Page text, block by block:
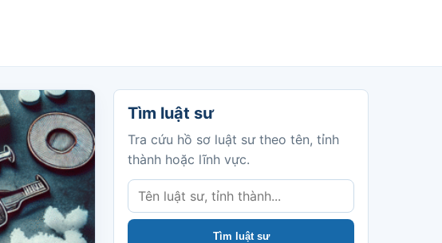
Tìm luật sư
Tra cứu hồ sơ luật sư theo tên, tỉnh
thành hoặc lĩnh vực.
Tìm luật sư
Tìm luật sư